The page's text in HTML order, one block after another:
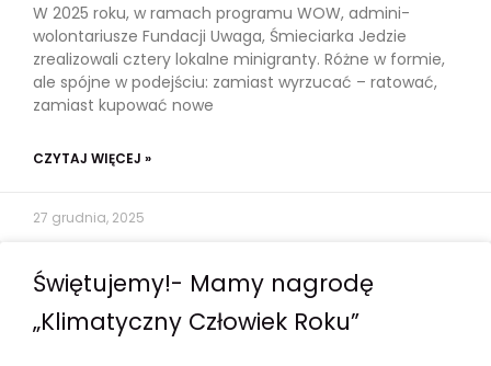
W 2025 roku, w ramach programu WOW, admini-
wolontariusze Fundacji Uwaga, Śmieciarka Jedzie
zrealizowali cztery lokalne minigranty. Różne w formie,
ale spójne w podejściu: zamiast wyrzucać – ratować,
zamiast kupować nowe
CZYTAJ WIĘCEJ »
27 grudnia, 2025
Świętujemy!- Mamy nagrodę
„Klimatyczny Człowiek Roku”